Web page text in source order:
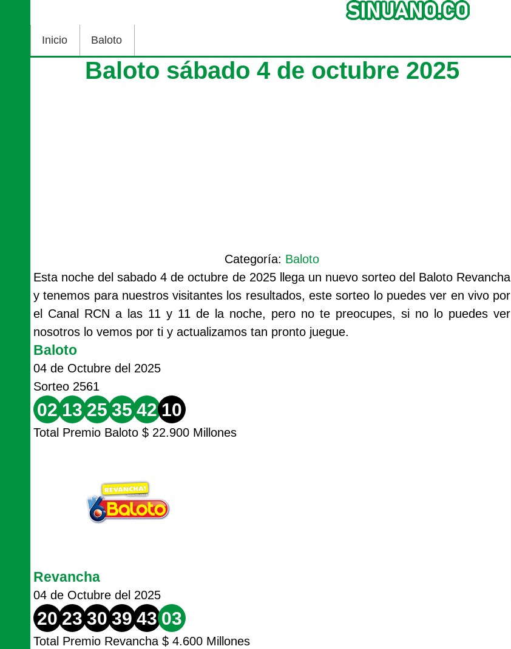
Inicio Baloto
Baloto sábado 4 de octubre 2025
Categoría: Baloto
Esta noche del sabado 4 de octubre de 2025 llega un nuevo sorteo del Baloto Revancha
y tenemos para nuestros visitantes los resultados, este sorteo lo puedes ver en vivo por
el Canal RCN a las 11 y 11 de la noche, pero no te preocupes, si no lo puedes ver
nosotros lo vemos por ti y actualizamos tan pronto juegue.
Baloto
04 de Octubre del 2025
Sorteo 2561
02 13 25 35 42 10
Total Premio Baloto $ 22.900 Millones
Revancha
04 de Octubre del 2025
20 23 30 39 43 03
Total Premio Revancha $ 4.600 Millones